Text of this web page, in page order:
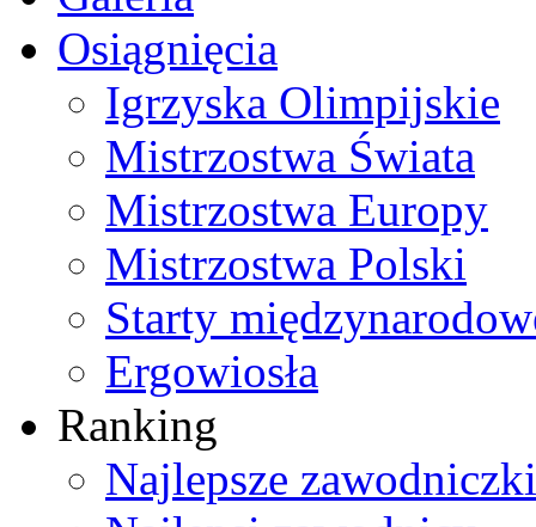
Osiągnięcia
Igrzyska Olimpijskie
Mistrzostwa Świata
Mistrzostwa Europy
Mistrzostwa Polski
Starty
Ergowiosła
Ranking
Najlepsze zawodniczki